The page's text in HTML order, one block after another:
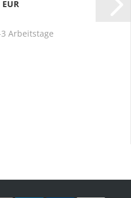
Arbeitstage